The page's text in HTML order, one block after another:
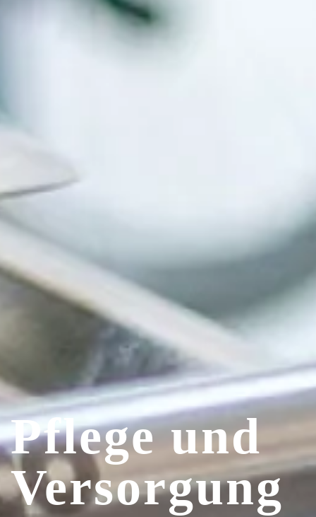
Pflege und
Ver­sorgung